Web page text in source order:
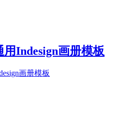
Indesign画册模板